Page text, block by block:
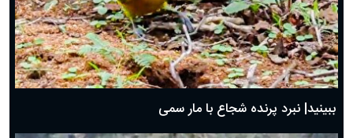
ببینید| نبرد پرنده شجاع با مار سمی